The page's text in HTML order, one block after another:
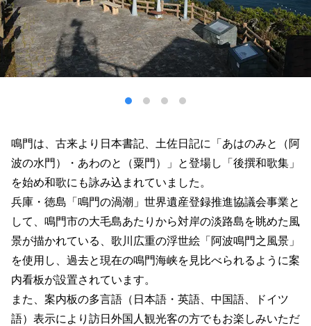
鳴門は、古来より日本書記、土佐日記に「あはのみと（阿
波の水門）・あわのと（粟門）」と登場し「後撰和歌集」
を始め和歌にも詠み込まれていました。
兵庫・徳島「鳴門の渦潮」世界遺産登録推進協議会事業と
して、鳴門市の大毛島あたりから対岸の淡路島を眺めた風
景が描かれている、歌川広重の浮世絵「阿波鳴門之風景」
を使用し、過去と現在の鳴門海峡を見比べられるように案
内看板が設置されています。
また、案内板の多言語（日本語・英語、中国語、ドイツ
語）表示により訪日外国人観光客の方でもお楽しみいただ